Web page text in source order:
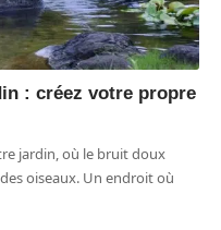
: créez votre propre
jardin, où le bruit doux
oiseaux. Un endroit où